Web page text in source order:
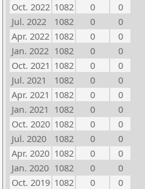
Oct. 2022 1082 0
0
Jul. 2022
1082 0
0
Apr. 2022 1082 0
0
Jan. 2022 1082 0
0
Oct. 2021 1082 0
0
Jul. 2021
1082 0
0
Apr. 2021 1082 0
0
Jan. 2021 1082 0
0
Oct. 2020 1082 0
0
Jul. 2020
1082 0
0
Apr. 2020 1082 0
0
Jan. 2020 1082 0
0
Oct. 2019 1082 0
0